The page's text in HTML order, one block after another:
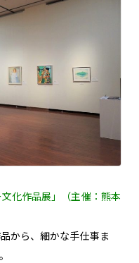
化作品展」（主催：熊本
から、細かな手仕事ま